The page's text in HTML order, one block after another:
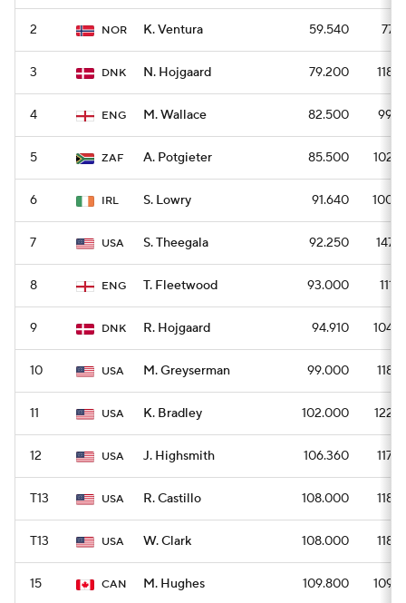
2 NOR K. Ventura 59.540 774
3 DNK N. Hojgaard 79.200 1188
4 ENG M. Wallace 82.500 990
5 ZAF A. Potgieter 85.500 1026
6 IRL S. Lowry 91.640 1008
7 USA S. Theegala 92.250 1476
8 ENG T. Fleetwood 93.000 1116
9 DNK R. Hojgaard 94.910 1044
10 USA M. Greyserman 99.000 1188
11 USA K. Bradley 102.000 1224
12 USA J. Highsmith 106.360 1170
T13 USA R. Castillo 108.000 1188
T13 USA W. Clark 108.000 1188
15 CAN M. Hughes 109.800 1098